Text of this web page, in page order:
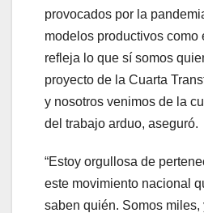
provocados por la
modelos productivos como
refleja lo que sí somos
proyecto de la Cuarta
y nosotros venimos de la
del trabajo arduo, aseguró.
“Estoy orgullosa de
este movimiento nacional
saben quién. Somos